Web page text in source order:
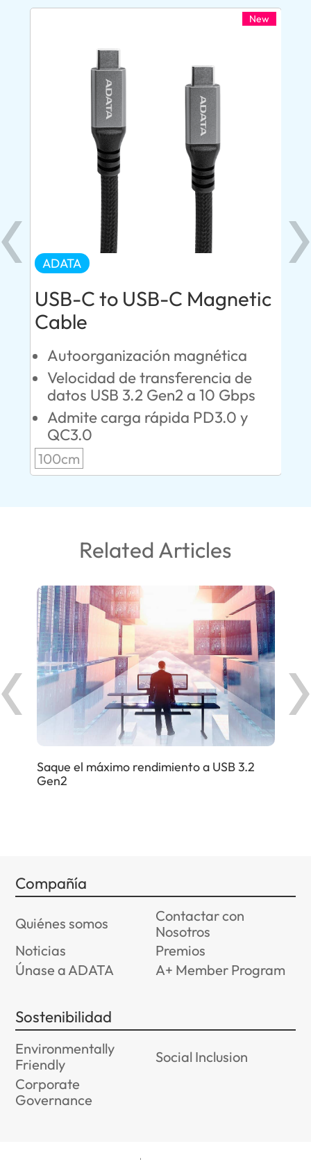
New
ADATA
USB-C to USB-C Magnetic
Cable
Autoorganización magnética
Velocidad de transferencia de
datos USB 3.2 Gen2 a 10 Gbps
Admite carga rápida PD3.0 y
QC3.0
100cm
Related Articles
Saque el máximo rendimiento a USB 3.2
Gen2
Compañía
Quiénes somos
Contactar con
Nosotros
Noticias
Premios
Únase a ADATA
A+ Member Program
Sostenibilidad
Environmentally
Friendly
Social Inclusion
Corporate
Governance